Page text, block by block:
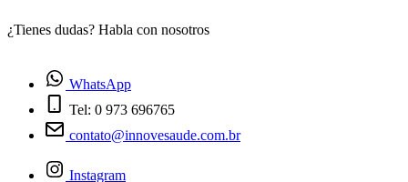
¿Tienes dudas? Habla con nosotros
WhatsApp
Tel: 0 973 696765
contato@innovesaude.com.br
Instagram